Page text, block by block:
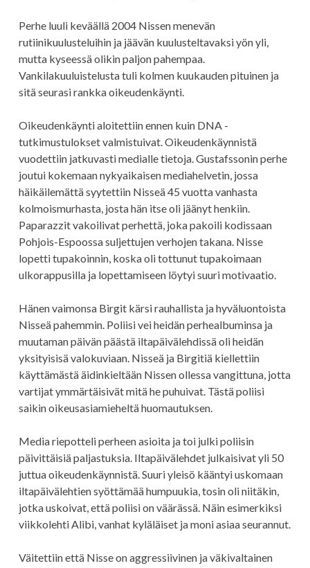
Perhe luuli keväällä 2004 Nissen menevän
rutiinikuulusteluihin ja jäävän kuulusteltavaksi yön yli,
mutta kyseessä olikin paljon pahempaa.
Vankilakuuluistelusta tuli kolmen kuukauden pituinen ja
sitä seurasi rankka oikeudenkäynti.
Oikeudenkäynti aloitettiin ennen kuin DNA -
tutkimustulokset valmistuivat. Oikeudenkäynnistä
vuodettiin jatkuvasti medialle tietoja. Gustafssonin perhe
joutui kokemaan nykyaikaisen mediahelvetin, jossa
häikäilemättä syytettiin Nisseä 45 vuotta vanhasta
kolmoismurhasta, josta hän itse oli jäänyt henkiin.
Paparazzit vakoilivat perhettä, joka pakoili kodissaan
Pohjois-Espoossa suljettujen verhojen takana. Nisse
lopetti tupakoinnin, koska oli tottunut tupakoimaan
ulkorappusilla ja lopettamiseen löytyi suuri motivaatio.
Hänen vaimonsa Birgit kärsi rauhallista ja hyväluontoista
Nisseä pahemmin. Poliisi vei heidän perhealbuminsa ja
muutaman päivän päästä iltapäivälehdissä oli heidän
yksityisisä valokuviaan. Nisseä ja Birgitiä kiellettiin
käyttämästä äidinkieltään Nissen ollessa vangittuna, jotta
vartijat ymmärtäisivät mitä he puhuivat. Tästä poliisi
saikin oikeusasiamieheltä huomautuksen.
Media riepotteli perheen asioita ja toi julki poliisin
päivittäisiä paljastuksia. Iltapäivälehdet julkaisivat yli 50
juttua oikeudenkäynnistä. Suuri yleisö kääntyi uskomaan
iltapäivälehtien syöttämää humpuukia, tosin oli niitäkin,
jotka uskoivat, että poliisi on väärässä. Näin esimerkiksi
viikkolehti Alibi, vanhat kyläläiset ja moni asiaa seurannut.
Väitettiin että Nisse on aggressiivinen ja väkivaltainen